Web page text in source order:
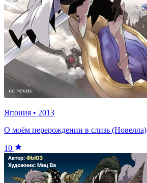
Япония • 2013
О моём перерождении в слизь (Новелла)
10